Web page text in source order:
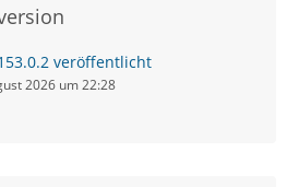
veröffentlicht
2026 um 22:28